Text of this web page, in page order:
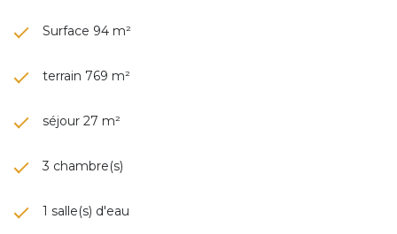
Surface 94 m²
terrain 769 m²
séjour 27 m²
3 chambre(s)
1 salle(s) d'eau